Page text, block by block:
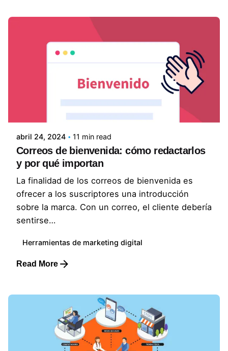
Posted by
abril 24, 2024 11 min read
Correos de bienvenida: cómo redactarlos
y por qué importan
La finalidad de los correos de bienvenida es
ofrecer a los suscriptores una introducción
sobre la marca. Con un correo, el cliente debería
sentirse…
Herramientas de marketing digital
Read More